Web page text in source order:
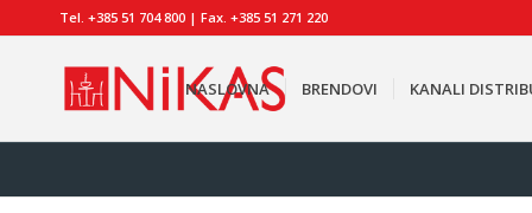
Tel. +385 51 704 800 | Fax. +385 51 271 220
NASLOVNA BRENDOVI KANALI